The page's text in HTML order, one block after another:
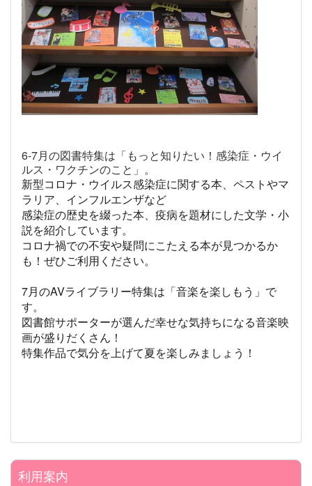
6-7月の図書特集は「もっと知りたい！感染症・ウイ
ルス・ワクチンのこと」。
新型コロナ・ウイルス感染症に関する本、ペストやマ
ラリア、インフルエンザなど
感染症の歴史を綴った本、疫病を題材にした文学・小
説を紹介しています。
コロナ禍での不安や疑問にこたえる本が見つかるか
も！ぜひご利用ください。
7月のAVライブラリー特集は「音楽を楽しもう」で
す。
図書館サポーターが選んだ幸せな気持ちになる音楽映
画が盛りだくさん！
特集作品で気分を上げて夏を楽しみましょう！
利用案内